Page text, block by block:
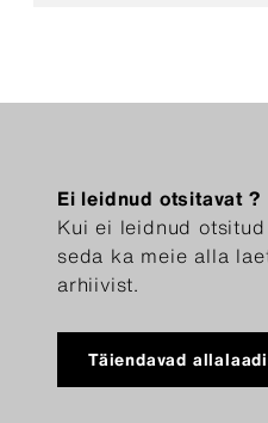
Ei leidnud otsitavat ?
Kui ei leidnud
seda ka meie alla
arhiivist.
Täiendavad